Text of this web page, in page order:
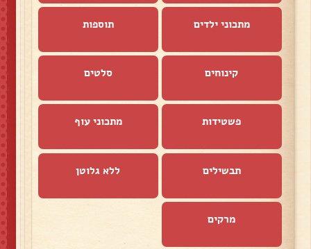
מתכוני ילדים תוספות
קינוחים סלטים
פשטידות מתכוני עוף
תבשילים ללא גלוטן
מרקים